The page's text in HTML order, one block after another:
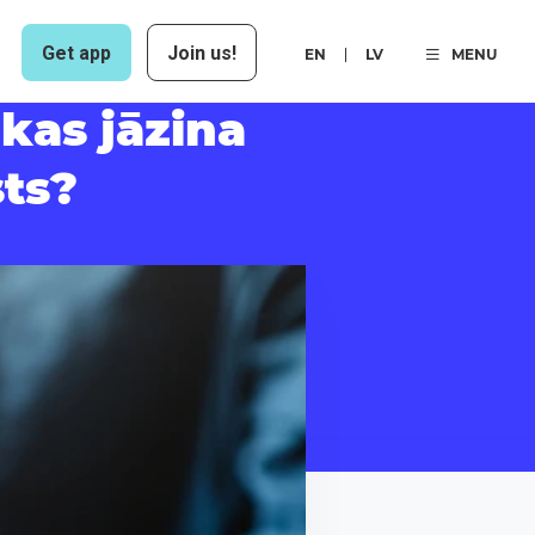
Get app Join us! EN LV MENU
jāzina